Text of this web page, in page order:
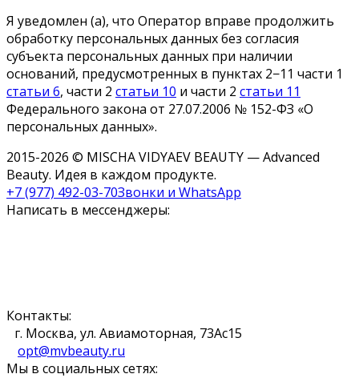
Я уведомлен (а), что Оператор вправе продолжить
обработку персональных данных без согласия
субъекта персональных данных при наличии
оснований, предусмотренных в пунктах 2−11 части 1
статьи 6, части 2 статьи 10 и части 2 статьи 11
Федерального закона от 27.07.2006 № 152-ФЗ «О
персональных данных».
2015-2026 © MISCHA VIDYAEV BEAUTY — Advanced
Beauty. Идея в каждом продукте.
+7 (977) 492-03-70Звонки и WhatsApp
Написать в мессенджеры:
Контакты:
г. Москва, ул. Авиамоторная, 73Ас15
opt@mvbeauty.ru
Мы в социальных сетях: